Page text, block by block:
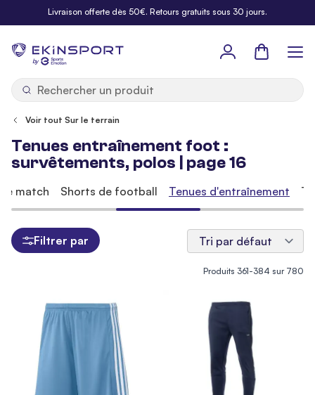
Allez au contenuLivraison offerte dès 50€. Retours gratuits sous 30 jours.
by
Panier
Voir tout Sur le terrain
Tenues entraînement foot :
survêtements, polos | page 16
Produits 361-384 sur 780
match Shorts de football Tenues d'entraînement
Filtrer par